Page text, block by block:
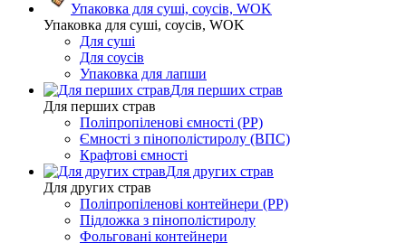
Упаковка для суші, соусів, WOK
Упаковка для суші, соусів, WOK
Для суші
Для соусів
Упаковка для лапши
Для перших страв
Для перших страв
Поліпропіленові ємності (PP)
Ємності з пінополістиролу (ВПС)
Крафтові ємності
Для других страв
Для других страв
Поліпропіленові контейнери (PP)
Підложка з пінополістиролу
Фольговані контейнери